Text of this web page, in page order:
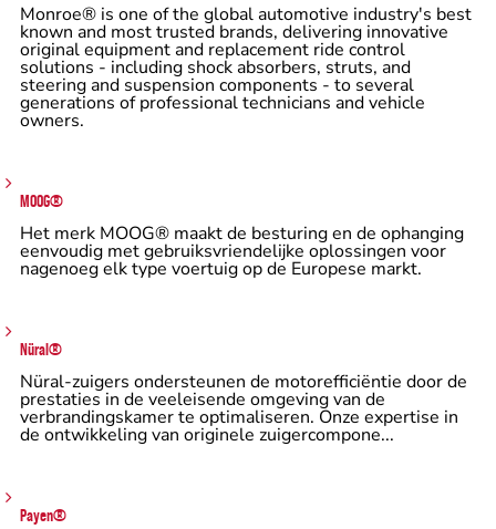
Monroe® is one of the global automotive industry's best
known and most trusted brands, delivering innovative
original equipment and replacement ride control
solutions - including shock absorbers, struts, and
steering and suspension components - to several
generations of professional technicians and vehicle
owners.
MOOG®
Het merk MOOG® maakt de besturing en de ophanging
eenvoudig met gebruiksvriendelijke oplossingen voor
nagenoeg elk type voertuig op de Europese markt.
Nüral®
Nüral-zuigers ondersteunen de motorefficiëntie door de
prestaties in de veeleisende omgeving van de
verbrandingskamer te optimaliseren. Onze expertise in
de ontwikkeling van originele zuigercompone...
Payen®